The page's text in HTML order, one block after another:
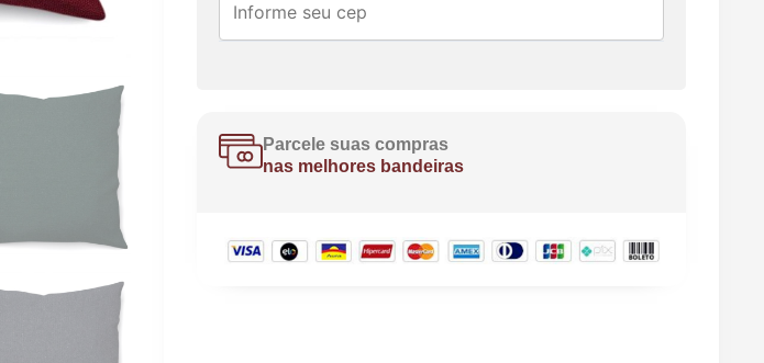
Parcele suas compras
nas melhores bandeiras